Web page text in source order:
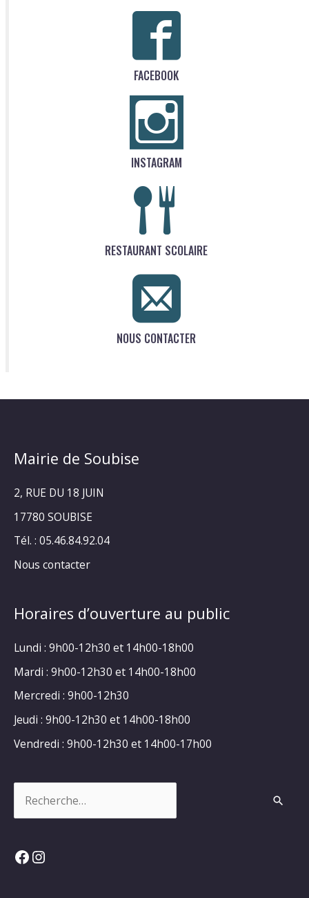
FACEBOOK
INSTAGRAM
RESTAURANT SCOLAIRE
NOUS CONTACTER
Mairie de Soubise
2, RUE DU 18 JUIN
17780 SOUBISE
Tél. : 05.46.84.92.04
Nous contacter
Horaires d’ouverture au public
Lundi : 9h00-12h30 et 14h00-18h00
Mardi : 9h00-12h30 et 14h00-18h00
Mercredi : 9h00-12h30
Jeudi : 9h00-12h30 et 14h00-18h00
Vendredi : 9h00-12h30 et 14h00-17h00
Facebook
Instagram